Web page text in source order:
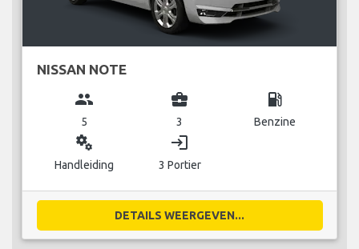
NISSAN NOTE
group
5
business_center
3
local_gas_station
Benzine
miscellaneous_services
Handleiding
login
3 Portier
DETAILS WEERGEVEN...